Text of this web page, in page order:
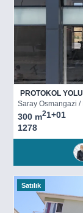
PROTOKOL
Saray Osmangazi /
300 m21+01
1278
Satılık